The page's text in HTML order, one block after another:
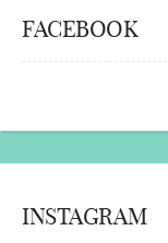
FACEBOOK
INSTAGRAM